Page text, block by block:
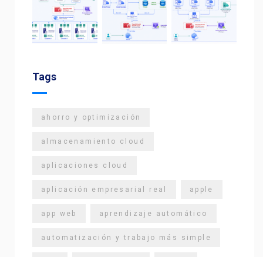
Tags
ahorro y optimización
almacenamiento cloud
aplicaciones cloud
aplicación empresarial real apple
app web aprendizaje automático
automatización y trabajo más simple